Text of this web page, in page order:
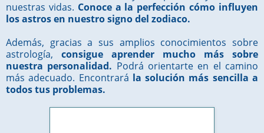
nuestras vidas. Conoce a la perfección cómo influyen
los astros en nuestro signo del zodiaco.
Además, gracias a sus amplios conocimientos sobre
astrología, consigue aprender mucho más sobre
nuestra personalidad. Podrá orientarte en el camino
más adecuado. Encontrará la solución más sencilla a
todos tus problemas.